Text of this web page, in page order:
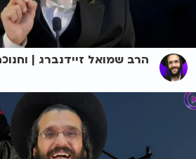
הרב שמואל זיידנברג |